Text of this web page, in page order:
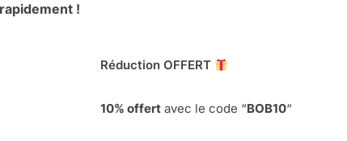
!
Réduction OFFERT
10% offert avec le code “BOB10“